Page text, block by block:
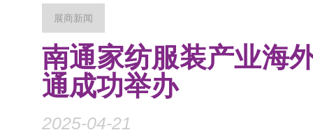
展商新闻
南通家纺服装产业海
通成功举办
2025-04-21